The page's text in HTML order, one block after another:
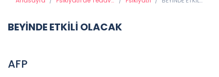
BEYİNDE ETKİLİ OLACAK
AFP